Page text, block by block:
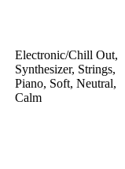
Electronic/Chill Out,
Synthesizer, Strings,
Piano, Soft, Neutral,
Calm